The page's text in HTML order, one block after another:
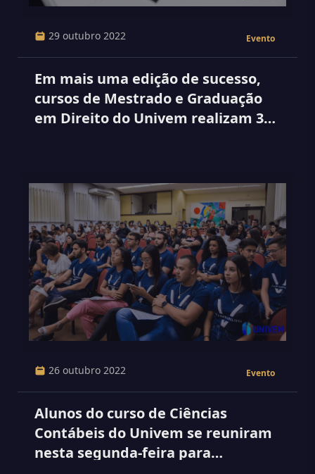
29 outubro 2022 Evento
Em mais uma edição de sucesso,
cursos de Mestrado e Graduação
em Direito do Univem realizam 39ª
26 outubro 2022 Evento
Alunos do curso de Ciências
Contábeis do Univem se reuniram
nesta segunda-feira para